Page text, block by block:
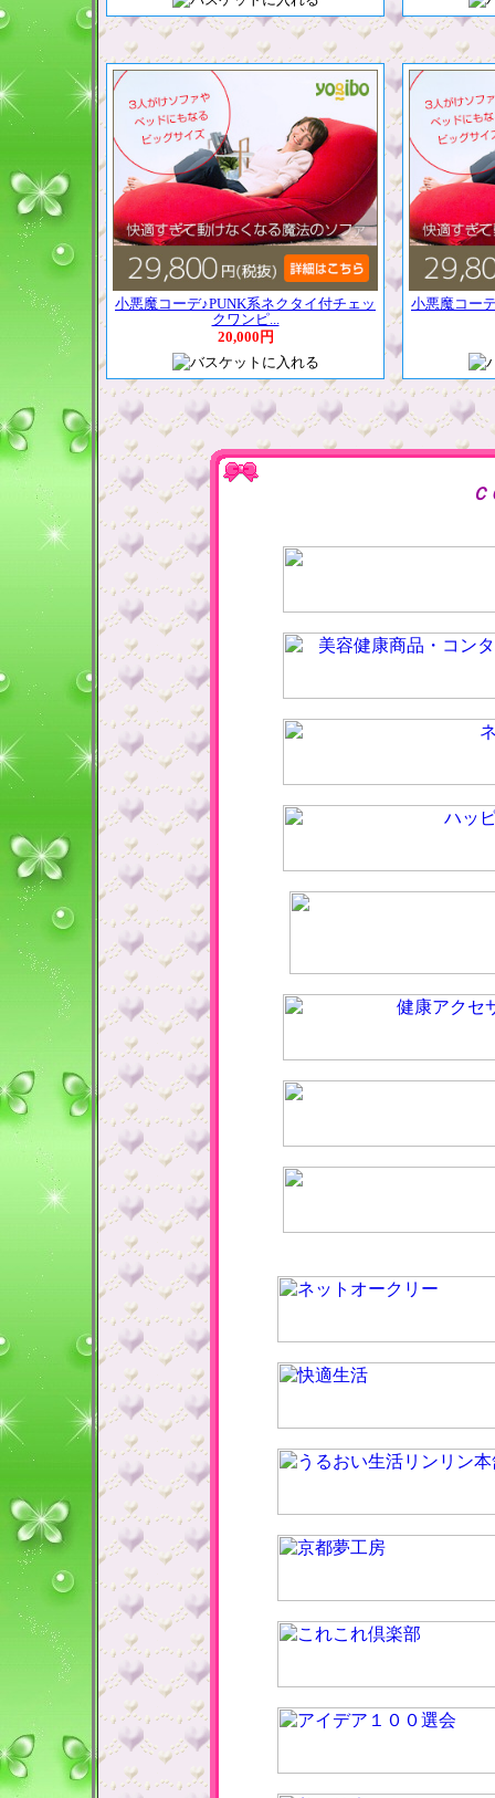
小悪魔コーデ♪PUNK系ネクタイ付チェッ
クワンピ...
20,000円
小悪魔コー